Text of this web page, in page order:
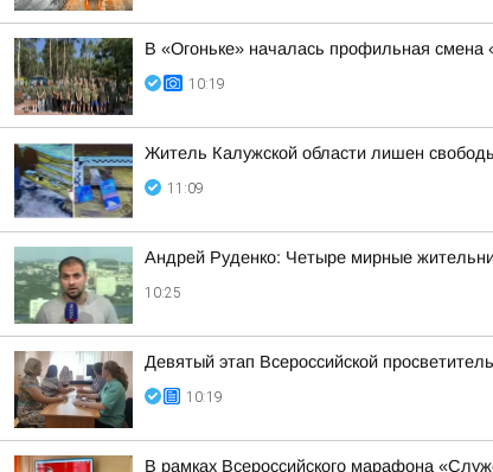
В «Огоньке» началась профильная
10:19
Житель Калужской области лишен
11:09
Андрей Руденко: Четыре мирные
10:25
Девятый этап Всероссийской
10:19
В рамках Всероссийского марафона